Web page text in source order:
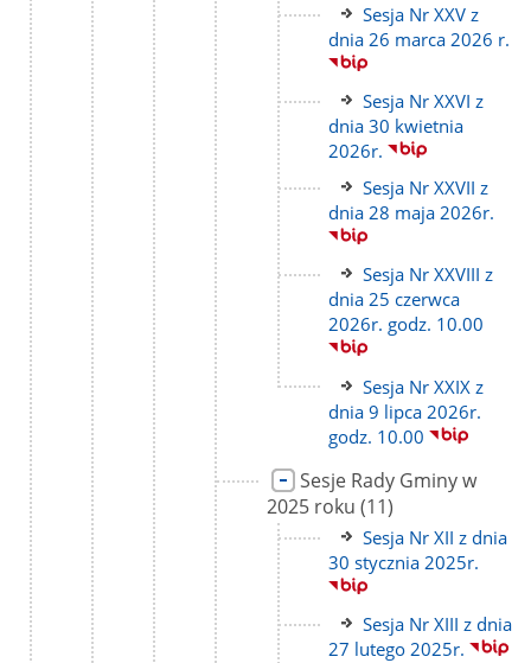
Link
do
strony
Sesja Nr XXV z
dnia 26 marca 2026 r.
Link
do
strony
Sesja Nr XXVI z
dnia 30 kwietnia
2026r.
Link
do
strony
Sesja Nr XXVII z
dnia 28 maja 2026r.
Link
do
strony
Sesja Nr XXVIII z
dnia 25 czerwca
2026r. godz. 10.00
Link
do
strony
Sesja Nr XXIX z
dnia 9 lipca 2026r.
godz. 10.00
Link
do
strony
Sesje Rady Gminy w
2025 roku liczba
podstron
(11)
Link
do
strony
Sesja Nr XII z dnia
30 stycznia 2025r.
Link
do
Sesja Nr XIII z dnia
27 lutego 2025r.